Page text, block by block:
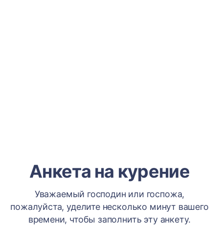
Анкета на курение
Уважаемый господин или госпожа,
пожалуйста, уделите несколько минут вашего
времени, чтобы заполнить эту анкету.